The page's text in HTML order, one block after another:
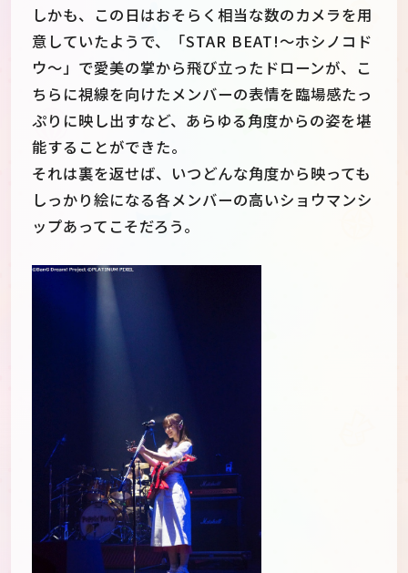
しかも、この日はおそらく相当な数のカメラを用
意していたようで、「STAR BEAT!～ホシノコド
ウ～」で愛美の掌から飛び立ったドローンが、こ
ちらに視線を向けたメンバーの表情を臨場感たっ
ぷりに映し出すなど、あらゆる角度からの姿を堪
能することができた。
それは裏を返せば、いつどんな角度から映っても
しっかり絵になる各メンバーの高いショウマンシ
ップあってこそだろう。